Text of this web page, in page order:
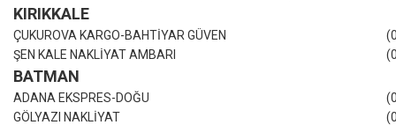
KIRIKKALE
ÇUKUROVA KARGO-BAHTİYAR GÜVEN
ŞEN KALE NAKLİYAT AMBARI
BATMAN
ADANA EKSPRES-DOĞU
GÖLYAZI NAKLİYAT